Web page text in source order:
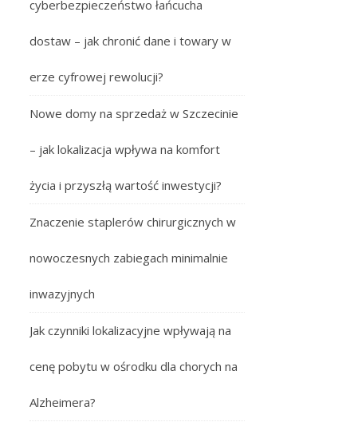
cyberbezpieczeństwo łańcucha
dostaw – jak chronić dane i towary w
erze cyfrowej rewolucji?
Nowe domy na sprzedaż w Szczecinie
– jak lokalizacja wpływa na komfort
życia i przyszłą wartość inwestycji?
Znaczenie staplerów chirurgicznych w
nowoczesnych zabiegach minimalnie
inwazyjnych
Jak czynniki lokalizacyjne wpływają na
cenę pobytu w ośrodku dla chorych na
Alzheimera?